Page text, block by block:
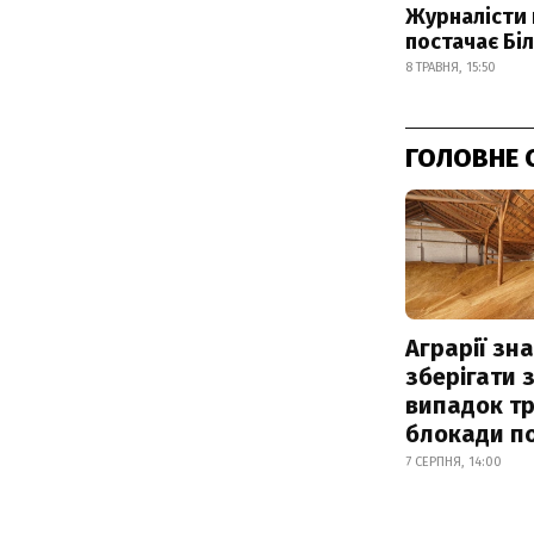
Журналісти
постачає
8 ТРАВНЯ, 15:50
ГОЛОВНЕ
Аграрії
зберігати
випадок
блокади
7 СЕРПНЯ, 14:00